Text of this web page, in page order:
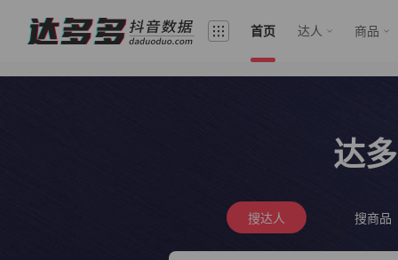
首页 达人 商品
达
搜达人 搜商品